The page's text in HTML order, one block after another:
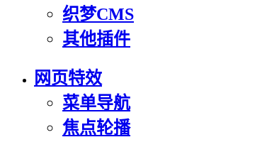
织梦CMS
其他插件
网页特效
菜单导航
焦点轮播